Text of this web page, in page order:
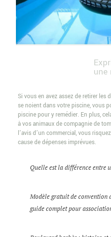
une
Si vous en avez assez de retirer les
se noient dans votre piscine, vous
piscine pour y remédier. En plus,
à vos animaux de compagnie de
l’avis d’un commercial, vous
cause de dépenses imprévues.
Quelle est la différence entre
Modèle gratuit de convention
guide complet pour